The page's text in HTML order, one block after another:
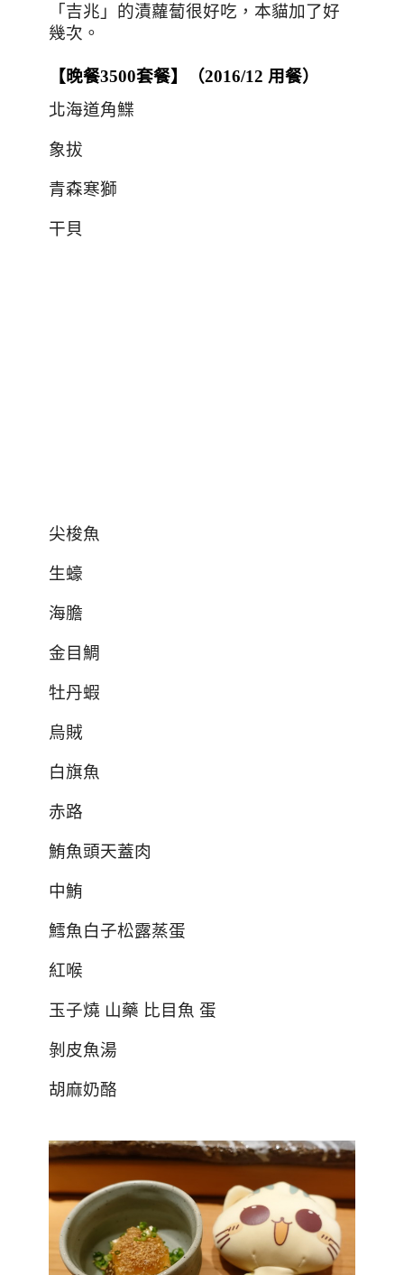
「吉兆」的漬蘿蔔很好吃，本貓加了好
幾次。
【晚餐3500套餐】（2016/12 用餐）
北海道角鰈
象拔
青森寒獅
干貝
尖梭魚
生蠔
海膽
金目鯛
牡丹蝦
烏賊
白旗魚
赤路
鮪魚頭天蓋肉
中鮪
鱈魚白子松露蒸蛋
紅喉
玉子燒 山藥 比目魚 蛋
剝皮魚湯
胡麻奶酪